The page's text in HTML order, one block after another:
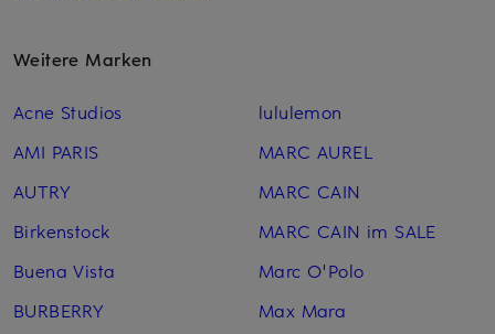
Weitere Marken
Acne Studios
AMI PARIS
AUTRY
Birkenstock
Buena Vista
BURBERRY
lululemon
MARC AUREL
MARC CAIN
MARC CAIN im SALE
Marc O'Polo
Max Mara